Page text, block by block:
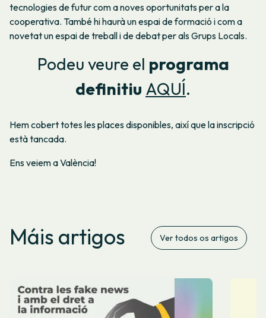
tecnologies de futur com a noves oportunitats per a la
cooperativa. També hi haurà un espai de formació i com a
novetat un espai de treball i de debat per als Grups Locals.
Podeu veure el programa
definitiu AQUÍ.
Hem cobert totes les places disponibles, així que la inscripció
està tancada.
Ens veiem a València!
Máis artigos Ver todos os artigos